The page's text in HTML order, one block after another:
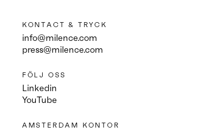
KONTACT & TRYCK
info@milence.com
press@milence.com
FÖLJ OSS
Linkedin
YouTube
AMSTERDAM KONTOR